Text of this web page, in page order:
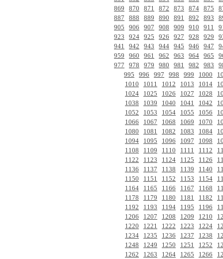
869
870 871 872 873 874 875
887
888 889 890 891 892 893
905
906 907 908 909 910 911
923
924 925 926 927 928 929
941
942 943 944 945 946 947
959
960 961 962 963 964 965
977
978 979 980 981 982 983
995
996 997 998 999 1000
1010
1011 1012 1013 1014
1024
1025 1026 1027 1028
1038
1039 1040 1041 1042
1052
1053 1054 1055 1056
1066
1067 1068 1069 1070
1080
1081 1082 1083 1084
1094
1095 1096 1097 1098
1108
1109 1110 1111 1112
1122
1123 1124 1125 1126
1136
1137 1138 1139 1140
1150
1151 1152 1153 1154
1164
1165 1166 1167 1168
1178
1179 1180 1181 1182
1192
1193 1194 1195 1196
1206
1207 1208 1209 1210
1220
1221 1222 1223 1224
1234
1235 1236 1237 1238
1248
1249 1250 1251 1252
1262
1263 1264 1265 1266